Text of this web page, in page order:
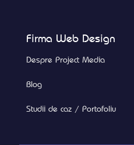
Firma Web Design
Despre Project Media
Blog
Studii de caz / Portofoliu